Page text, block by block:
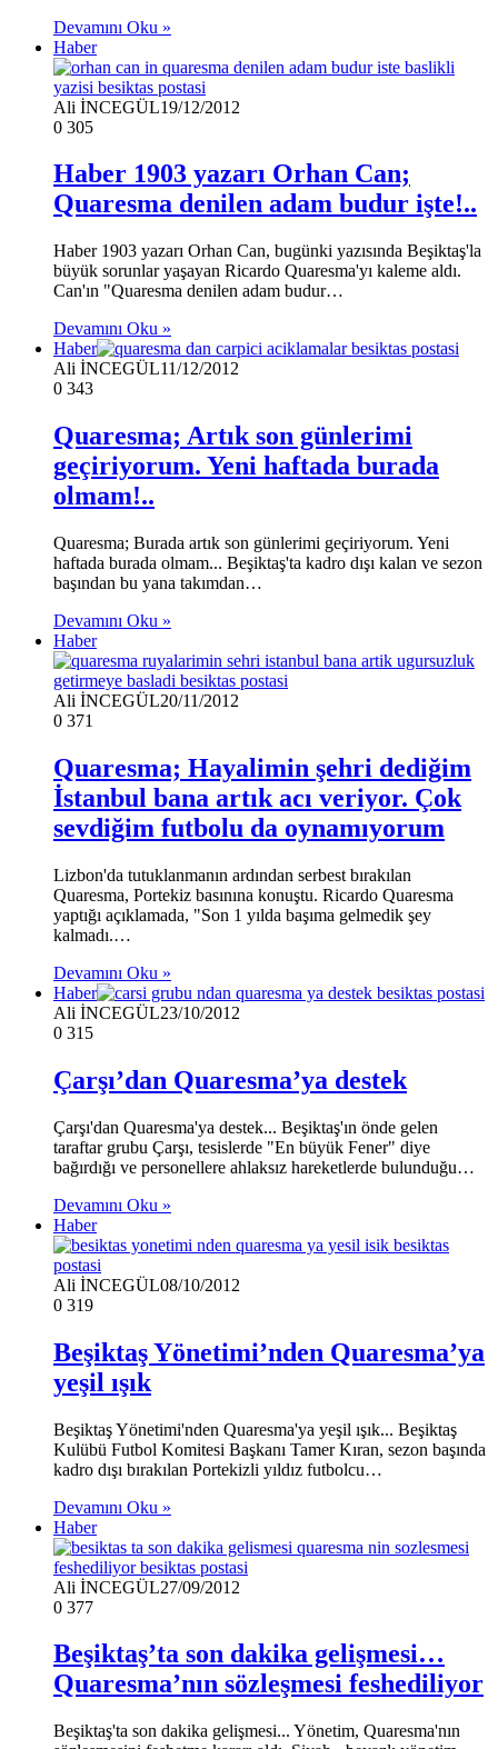
Devamını Oku »
Haber
Ali İNCEGÜL19/12/2012
0 305
Haber 1903 yazarı Orhan Can;
Quaresma denilen adam budur işte!..
Haber 1903 yazarı Orhan Can, bugünki yazısında Beşiktaş'la
büyük sorunlar yaşayan Ricardo Quaresma'yı kaleme aldı.
Can'ın "Quaresma denilen adam budur…
Devamını Oku »
Haber
Ali İNCEGÜL11/12/2012
0 343
Quaresma; Artık son günlerimi
geçiriyorum. Yeni haftada burada
olmam!..
Quaresma; Burada artık son günlerimi geçiriyorum. Yeni
haftada burada olmam... Beşiktaş'ta kadro dışı kalan ve sezon
başından bu yana takımdan…
Devamını Oku »
Haber
Ali İNCEGÜL20/11/2012
0 371
Quaresma; Hayalimin şehri dediğim
İstanbul bana artık acı veriyor. Çok
sevdiğim futbolu da oynamıyorum
Lizbon'da tutuklanmanın ardından serbest bırakılan
Quaresma, Portekiz basınına konuştu. Ricardo Quaresma
yaptığı açıklamada, "Son 1 yılda başıma gelmedik şey
kalmadı.…
Devamını Oku »
Haber
Ali İNCEGÜL23/10/2012
0 315
Çarşı’dan Quaresma’ya destek
Çarşı'dan Quaresma'ya destek... Beşiktaş'ın önde gelen
taraftar grubu Çarşı, tesislerde "En büyük Fener" diye
bağırdığı ve personellere ahlaksız hareketlerde bulunduğu…
Devamını Oku »
Haber
Ali İNCEGÜL08/10/2012
0 319
Beşiktaş Yönetimi’nden Quaresma’ya
yeşil ışık
Beşiktaş Yönetimi'nden Quaresma'ya yeşil ışık... Beşiktaş
Kulübü Futbol Komitesi Başkanı Tamer Kıran, sezon başında
kadro dışı bırakılan Portekizli yıldız futbolcu…
Devamını Oku »
Haber
Ali İNCEGÜL27/09/2012
0 377
Beşiktaş’ta son dakika gelişmesi…
Quaresma’nın sözleşmesi feshediliyor
Beşiktaş'ta son dakika gelişmesi... Yönetim, Quaresma'nın